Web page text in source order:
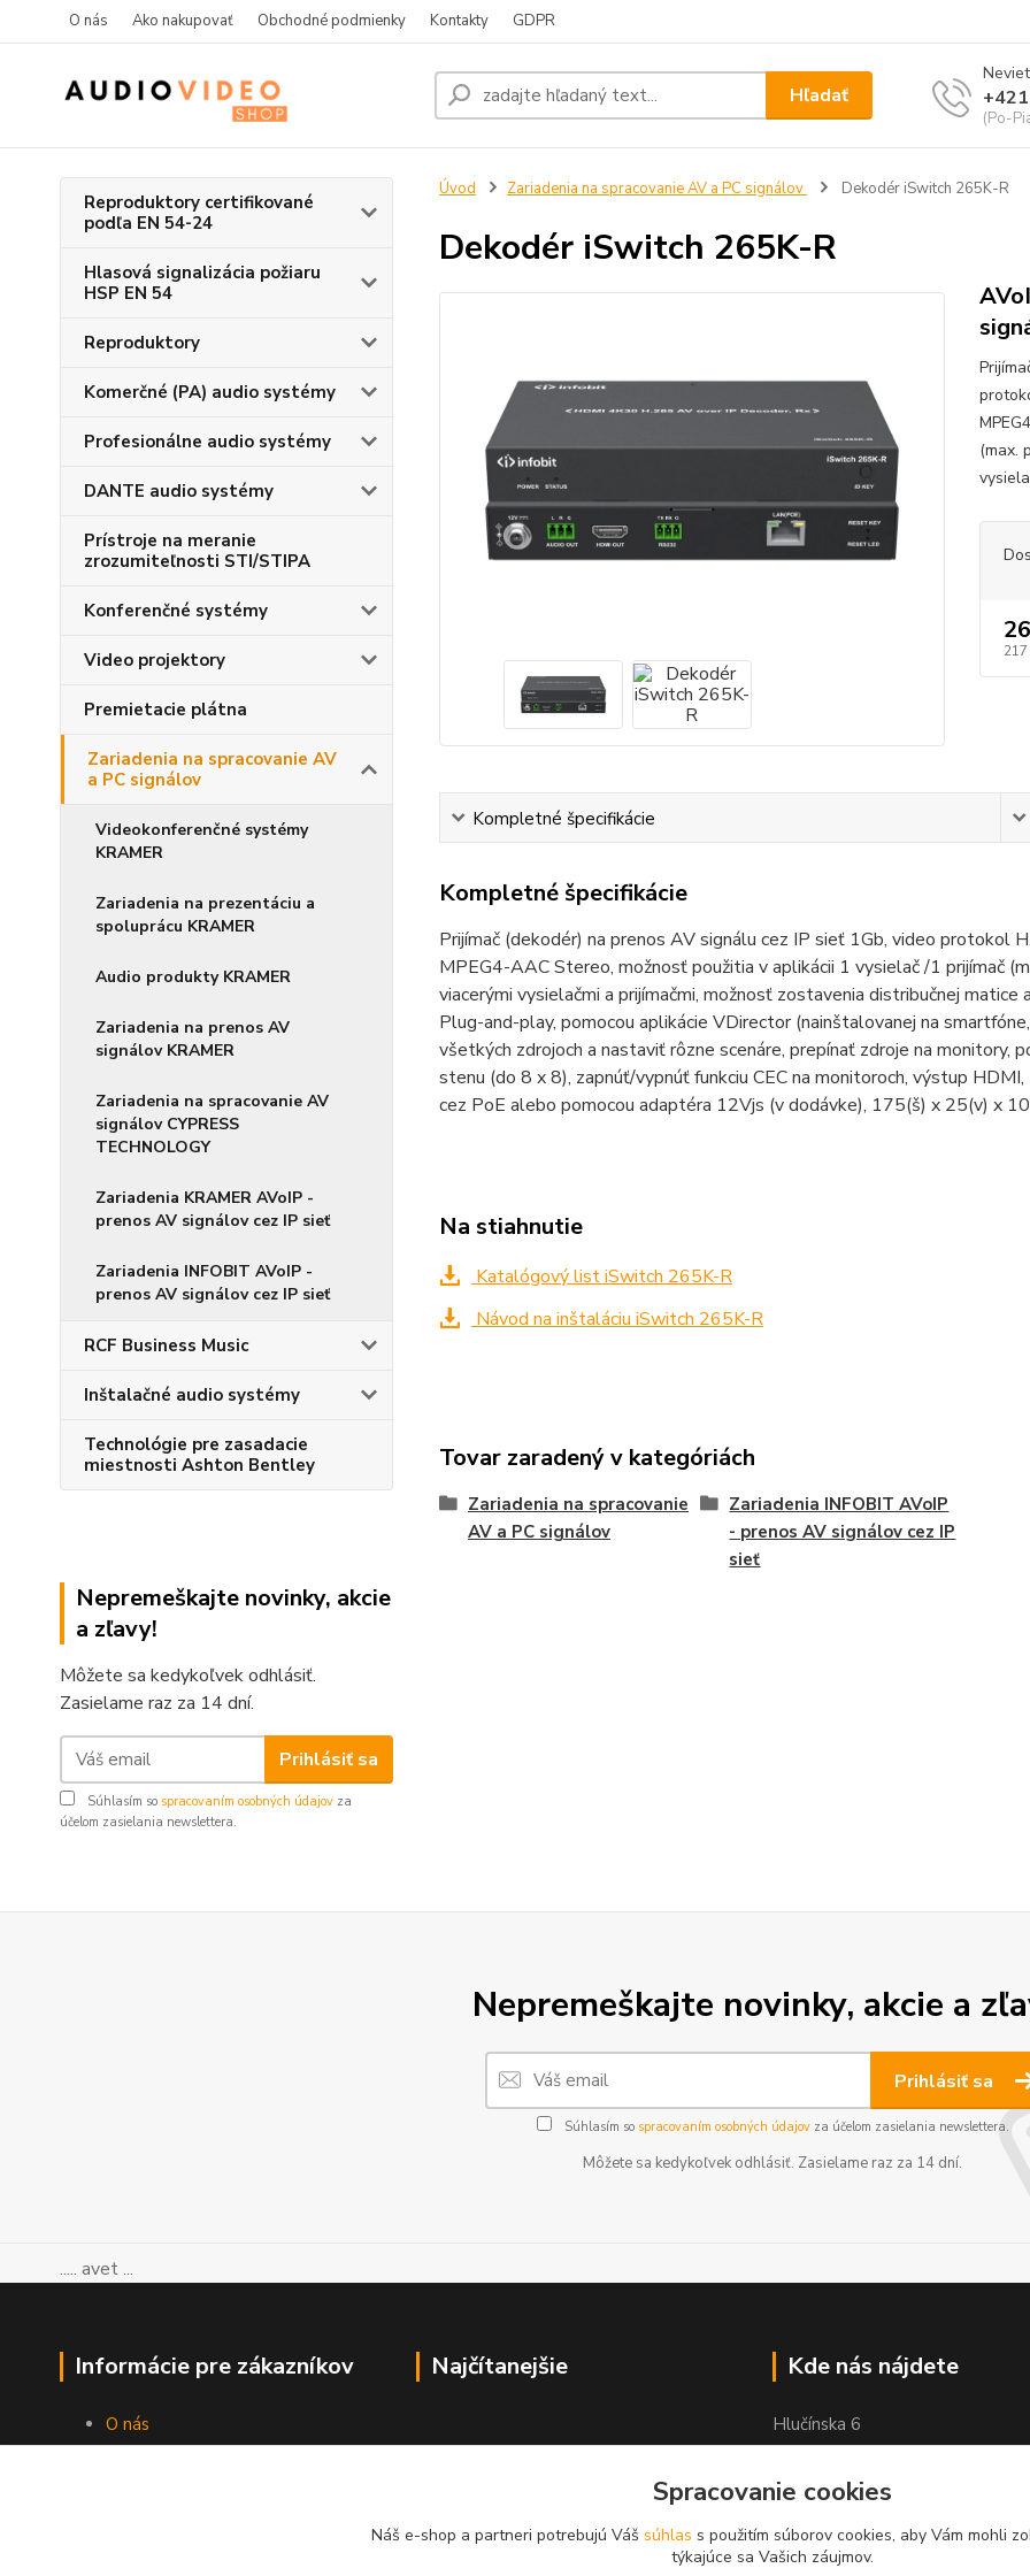
O nás Ako nakupovať Obchodné podmienky Kontakty GDPR
Hľadať
(Po-
Reproduktory certifikované
podľa EN 54-24
Hlasová signalizácia požiaru
HSP EN 54
Reproduktory
Komerčné (PA) audio systémy
Profesionálne audio systémy
DANTE audio systémy
Prístroje na meranie
zrozumiteľnosti STI/STIPA
Konferenčné systémy
Video projektory
Premietacie plátna
Zariadenia na spracovanie AV
a PC signálov
Videokonferenčné systémy
KRAMER
Zariadenia na prezentáciu a
spoluprácu KRAMER
Audio produkty KRAMER
Zariadenia na prenos AV
signálov KRAMER
Zariadenia na spracovanie AV
signálov CYPRESS
TECHNOLOGY
Zariadenia KRAMER AVoIP -
prenos AV signálov cez IP sieť
Zariadenia INFOBIT AVoIP -
prenos AV signálov cez IP sieť
RCF Business Music
Inštalačné audio systémy
Technológie pre zasadacie
miestnosti Ashton Bentley
Nepremeškajte novinky, akcie
a zľavy!
Môžete sa kedykoľvek odhlásiť.
Zasielame raz za 14 dní.
Prihlásiť sa
Súhlasím so spracovaním osobných údajov za
účelom zasielania newslettera.
Úvod Zariadenia na spracovanie AV a PC signálov Dekodér iSwitch 265K-R
Dekodér iSwitch 265K-R
(max.
Kompletné špecifikácie
Kompletné špecifikácie
Prijímač (dekodér) na prenos AV signálu cez IP sieť 1Gb, video protokol
MPEG4-AAC Stereo, možnosť použitia v aplikácii 1 vysielač /1 prijímač
viacerými vysielačmi a prijímačmi, možnosť zostavenia distribučnej
Plug-and-play, pomocou aplikácie VDirector (nainštalovanej na
všetkých zdrojoch a nastaviť rôzne scenáre, prepínať zdroje na monitory,
stenu (do 8 x 8), zapnúť/vypnúť funkciu CEC na monitoroch, výstup
cez PoE alebo pomocou adaptéra 12Vjs (v dodávke), 175(š) x 25(v) x
Na stiahnutie
Katalógový list iSwitch 265K-R
Návod na inštaláciu iSwitch 265K-R
Tovar zaradený v kategóriách
Zariadenia na spracovanie
AV a PC signálov
Zariadenia INFOBIT AVoIP
- prenos AV signálov cez IP
sieť
Nepremeškajte novinky, akcie a
Prihlásiť sa
Súhlasím so spracovaním osobných údajovza účelom zasielania newslettera.
Môžete sa kedykoľvek odhlásiť. Zasielame raz za 14 dní.
..... avet ...
Informácie pre zákazníkov
O nás
Ako nakupovať
Najčítanejšie Kde nás nájdete
Hlučínska 6
Spracovanie cookies
Náš e-shop a partneri potrebujú Váš súhlas s použitím súborov cookies, aby Vám mohli
týkajúce sa Vašich záujmov.